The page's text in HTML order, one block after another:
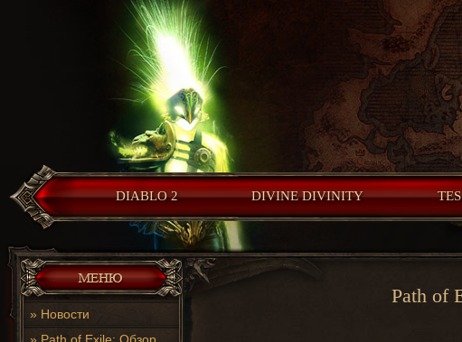
DIABLO 2 DIVINE DIVINITY
» Новости
Path of